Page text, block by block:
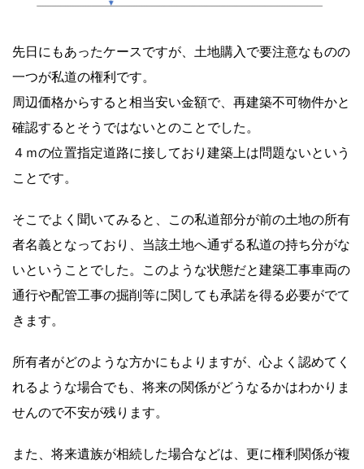
先日にもあったケースですが、土地購入で要注意なものの
一つが私道の権利です。
周辺価格からすると相当安い金額で、再建築不可物件かと
確認するとそうではないとのことでした。
４ｍの位置指定道路に接しており建築上は問題ないという
ことです。
そこでよく聞いてみると、この私道部分が前の土地の所有
者名義となっており、当該土地へ通ずる私道の持ち分がな
いということでした。このような状態だと建築工事車両の
通行や配管工事の掘削等に関しても承諾を得る必要がでて
きます。
所有者がどのような方かにもよりますが、心よく認めてく
れるような場合でも、将来の関係がどうなるかはわかりま
せんので不安が残ります。
また、将来遺族が相続した場合などは、更に権利関係が複